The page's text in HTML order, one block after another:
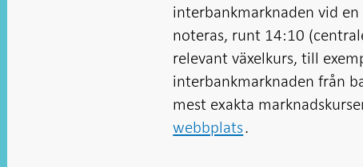
interbankmarknaden vid
noteras, runt 14:10
relevant växelkurs, till
interbankmarknaden från
mest exakta
webbplats.